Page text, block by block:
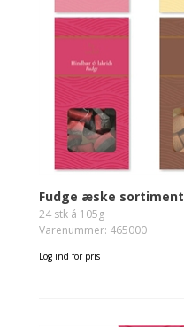
Fudge æske sortiment
24 stk á 105g
Varenummer: 465000
Log ind for pris